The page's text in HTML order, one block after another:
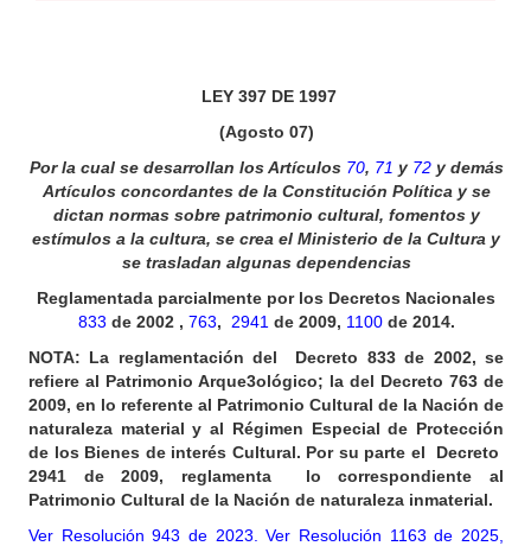
LEY 397 DE 1997
(Agosto 07)
Por la cual se desarrollan los Artículos 70, 71 y 72y demás
Artículos concordantes de la Constitución Política y se
dictan normas sobre patrimonio cultural, fomentos y
estímulos a la cultura, se crea el Ministerio de la Cultura y
se trasladan algunas dependencias
Reglamentada parcialmente por los Decretos Nacionales
833 de 2002 , 763, 2941 de 2009, 1100de 2014.
NOTA: La reglamentación del Decreto 833 de 2002, se
refiere al Patrimonio Arque3ológico; la del Decreto 763 de
2009, en lo referente al Patrimonio Cultural de la Nación de
naturaleza material y al Régimen Especial de Protección
de los Bienes de interés Cultural. Por su parte el Decreto
2941 de 2009, reglamenta lo correspondiente al
Patrimonio Cultural de la Nación de naturaleza inmaterial.
Ver Resolución 943 de 2023.
Ver Resolución 1163 de 2025,